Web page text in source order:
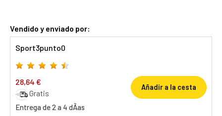
Vendido y enviado por:
Sport3punto0
28,64 €
Gratis
Entrega de 2 a 4 dÃ­as
Añadir a la cesta